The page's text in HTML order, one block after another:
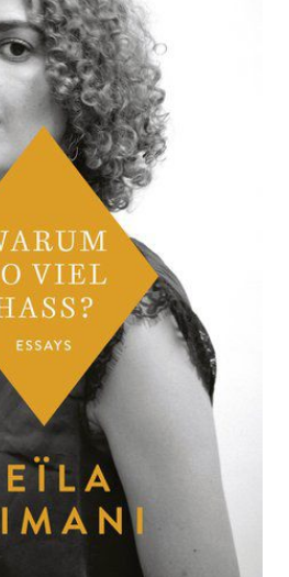
13.05.2019
64 Seiten
ISBN: 978-3-
442-71728-6